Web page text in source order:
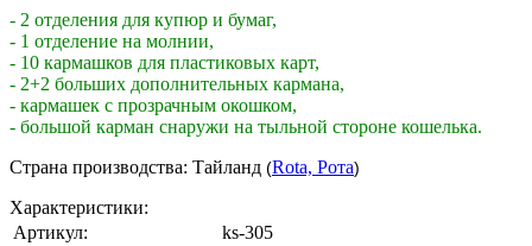
- 2 отделения для купюр и бумаг,
- 1 отделение на молнии,
- 10 кармашков для пластиковых карт,
- 2+2 больших дополнительных кармана,
- кармашек с прозрачным окошком,
- большой карман снаружи на тыльной стороне кошелька.
Страна производства: Тайланд (Rota, Рота)
Характеристики:
Артикул:
ks-305